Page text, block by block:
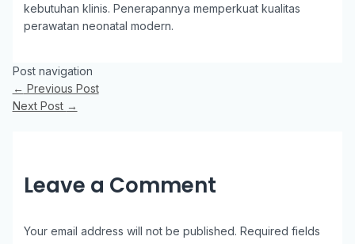
kebutuhan klinis. Penerapannya memperkuat kualitas
perawatan neonatal modern.
Post navigation
← Previous Post
Next Post →
Leave a Comment
Your email address will not be published. Required fields